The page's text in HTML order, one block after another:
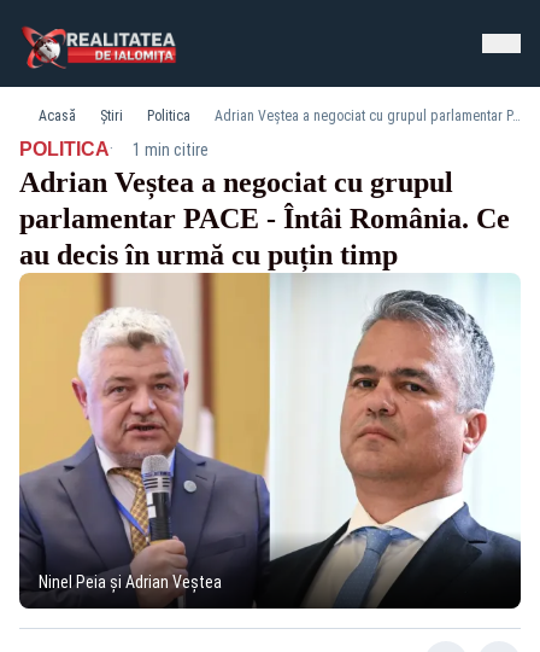
Acasă Știri Politica Adrian Veștea a negociat cu grupul parlamentar PACE - Întâi România. Ce au decis în urmă cu puțin timp
POLITICA· 1 min citire
Adrian Veștea a negociat cu grupul
parlamentar PACE - Întâi România. Ce
au decis în urmă cu puțin timp
Ninel Peia și Adrian Veștea